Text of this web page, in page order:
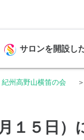
サロンを開設し
紀州高野山横笛の会
１５日）